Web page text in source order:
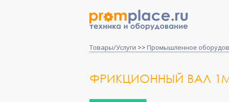
Товары/Услуги >> Промышленное
ФРИКЦИОННЫЙ ВАЛ